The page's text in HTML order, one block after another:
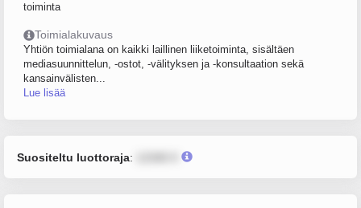
toiminta
Toimialakuvaus
Yhtiön toimialana on kaikki laillinen liiketoiminta, sisältäen
mediasuunnittelun, -ostot, -välityksen ja -konsultaation sekä
kansainvälisten...
Lue lisää
Suositeltu luottoraja: